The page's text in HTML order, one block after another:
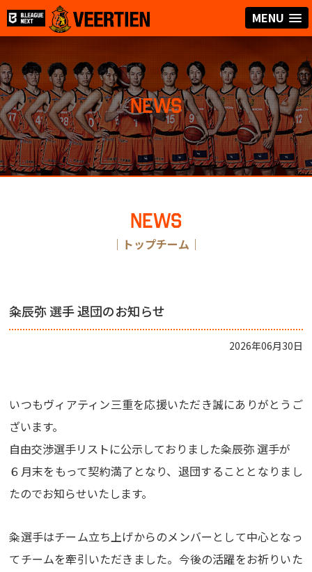
MENU
NEWS
NEWS
｜ トップチーム ｜
粂辰弥 選手 退団のお知らせ
2026年06月30日
いつもヴィアティン三重を応援いただき誠にありがとうご
ざいます。
自由交渉選手リストに公示しておりました粂辰弥 選手が
６月末をもって契約満了となり、退団することとなりまし
たのでお知らせいたします。
粂選手はチーム立ち上げからのメンバーとして中心となっ
てチームを牽引いただきました。今後の活躍をお祈りいた